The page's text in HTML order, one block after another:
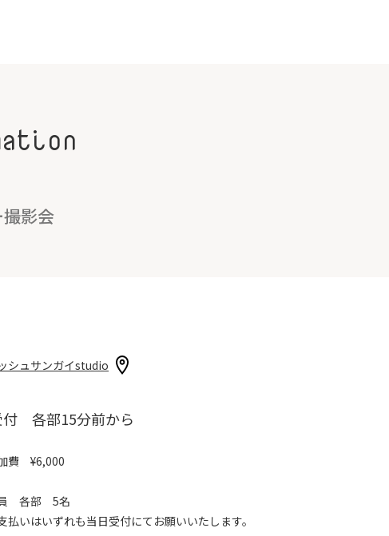
影会
シュサンガイstudio
各部15分前から
費 ¥6,000
各部 5名
いはいずれも当日受付にてお願いいたします。